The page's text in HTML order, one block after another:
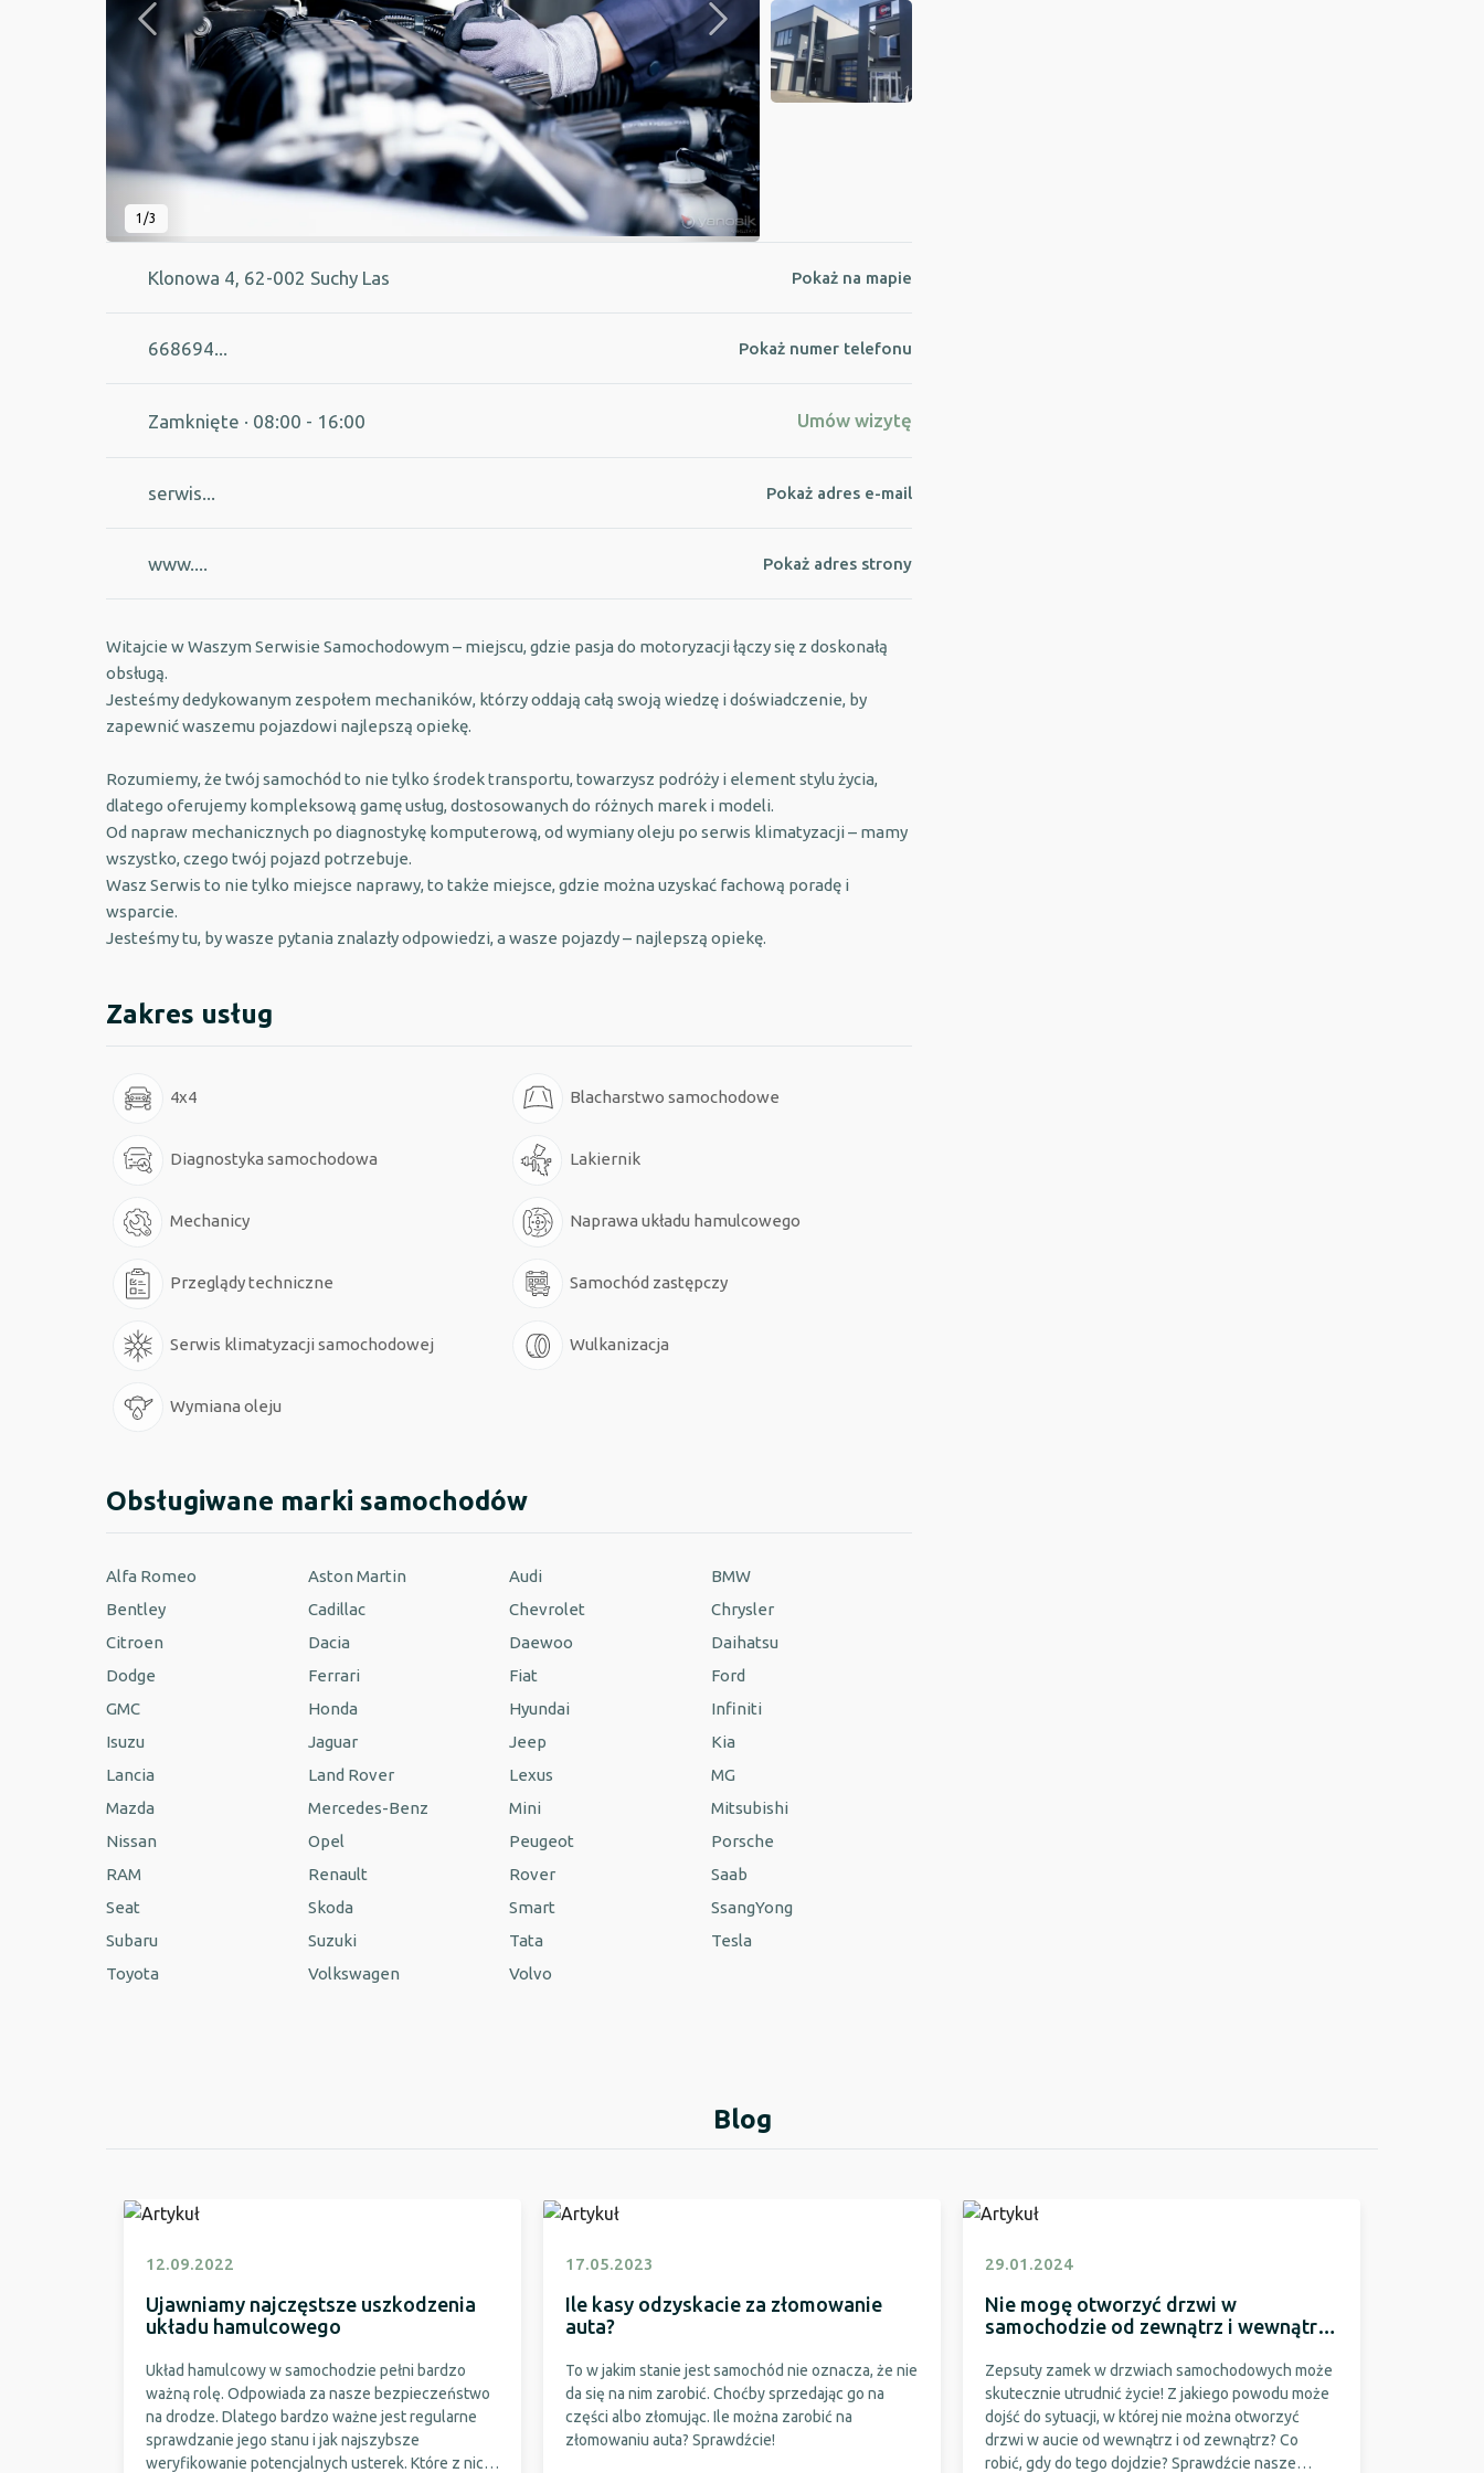
1/3
Klonowa 4, 62-002 Suchy Las Pokaż na mapie
668694... Pokaż numer telefonu
Zamknięte · 08:00 - 16:00 Umów wizytę
serwis... Pokaż adres e-mail
www.... Pokaż adres strony
Witajcie w Waszym Serwisie Samochodowym – miejscu, gdzie pasja do motoryzacji łączy się z doskonałą
obsługą.
Jesteśmy dedykowanym zespołem mechaników, którzy oddają całą swoją wiedzę i doświadczenie, by
zapewnić waszemu pojazdowi najlepszą opiekę.
Rozumiemy, że twój samochód to nie tylko środek transportu, towarzysz podróży i element stylu życia,
dlatego oferujemy kompleksową gamę usług, dostosowanych do różnych marek i modeli.
Od napraw mechanicznych po diagnostykę komputerową, od wymiany oleju po serwis klimatyzacji – mamy
wszystko, czego twój pojazd potrzebuje.
Wasz Serwis to nie tylko miejsce naprawy, to także miejsce, gdzie można uzyskać fachową poradę i
wsparcie.
Jesteśmy tu, by wasze pytania znalazły odpowiedzi, a wasze pojazdy – najlepszą opiekę.
Zakres usług
4x4 Blacharstwo samochodowe
Diagnostyka samochodowa Lakiernik
Mechanicy Naprawa układu hamulcowego
Przeglądy techniczne Samochód zastępczy
Serwis klimatyzacji samochodowej Wulkanizacja
Wymiana oleju
Obsługiwane marki samochodów
Alfa Romeo Aston Martin Audi
BMW
Bentley
Cadillac Chevrolet
Chrysler
Citroen
Dacia Daewoo
Daihatsu
Dodge
Ferrari Fiat
Ford
GMC
Honda Hyundai
Infiniti
Isuzu
Jaguar Jeep
Kia
Lancia
Land Rover Lexus
MG
Mazda
Mercedes-Benz Mini
Mitsubishi
Nissan
Opel Peugeot
Porsche
RAM
Renault Rover
Saab
Seat
Skoda Smart
SsangYong
Subaru
Suzuki Tata
Tesla
Toyota
Volkswagen Volvo
Blog
12.09.2022
Ujawniamy najczęstsze uszkodzenia
układu hamulcowego
Układ hamulcowy w samochodzie pełni bardzo
ważną rolę. Odpowiada za nasze bezpieczeństwo
na drodze. Dlatego bardzo ważne jest regularne
sprawdzanie jego stanu i jak najszybsze
weryfikowanie potencjalnych usterek. Które z nich
17.05.2023
Ile kasy odzyskacie za złomowanie
auta?
To w jakim stanie jest samochód nie oznacza, że nie
da się na nim zarobić. Choćby sprzedając go na
części albo złomując. Ile można zarobić na
złomowaniu auta? Sprawdźcie!
29.01.2024
Nie mogę otworzyć drzwi w
samochodzie od zewnątrz i wewnątrz
Zepsuty zamek w drzwiach samochodowych może
skutecznie utrudnić życie! Z jakiego powodu może
dojść do sytuacji, w której nie można otworzyć
drzwi w aucie od wewnątrz i od zewnątrz? Co
robić, gdy do tego dojdzie? Sprawdźcie nasze